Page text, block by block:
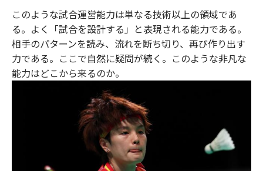
このような試合運営能力は単なる技術以上の領域であ
る。よく「試合を設計する」と表現される能力である。
相手のパターンを読み、流れを断ち切り、再び作り出す
力である。ここで自然に疑問が続く。このような非凡な
能力はどこから来るのか。